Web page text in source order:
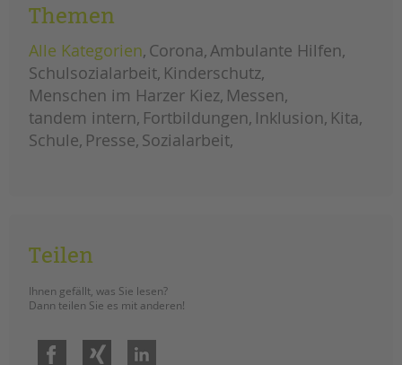
Gesellschafter VdK
tandem international
KARRIERE
Stellenangebote
tandem als Arbeitgeberin
Magazin
Impressum
Themen
Alle Kategorien Corona Ambulante Hilfen
Schulsozialarbeit Kinderschutz
Menschen im Harzer Kiez Messen
tandem intern Fortbildungen Inklusion Kita
Schule Presse Sozialarbeit
Teilen
Ihnen gefällt, was Sie lesen?
Dann teilen Sie es mit anderen!
Facebook